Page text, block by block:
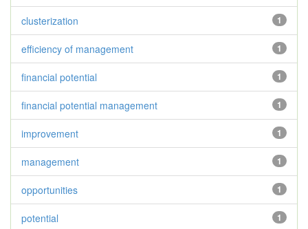
1
clusterization
1
efficiency of management
1
financial potential
1
financial potential management
1
improvement
1
management
1
opportunities
1
potential